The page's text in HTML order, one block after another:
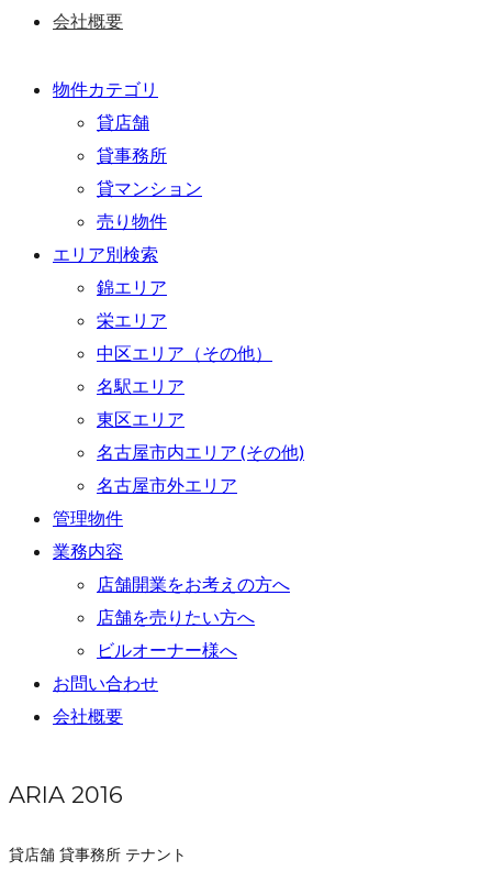
会社概要
物件カテゴリ
貸店舗
貸事務所
貸マンション
売り物件
エリア別検索
錦エリア
栄エリア
中区エリア（その他）
名駅エリア
東区エリア
名古屋市内エリア (その他)
名古屋市外エリア
管理物件
業務内容
店舗開業をお考えの方へ
店舗を売りたい方へ
ビルオーナー様へ
お問い合わせ
会社概要
ARIA 2016
貸店舗 貸事務所 テナント